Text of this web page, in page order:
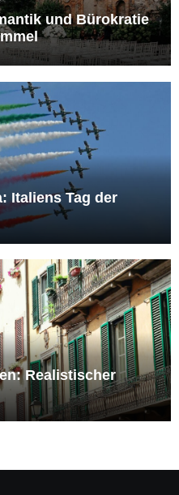
und Bürokratie
Italiens Tag der
Realistischer